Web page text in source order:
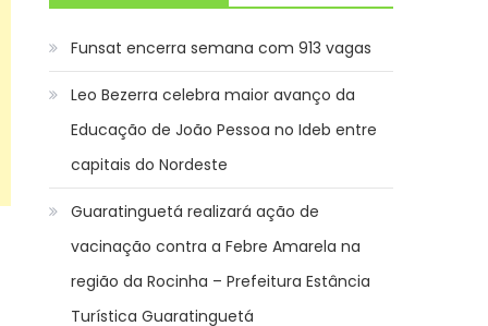
Funsat encerra semana com 913 vagas
Leo Bezerra celebra maior avanço da
Educação de João Pessoa no Ideb entre
capitais do Nordeste
Guaratinguetá realizará ação de
vacinação contra a Febre Amarela na
região da Rocinha – Prefeitura Estância
Turística Guaratinguetá